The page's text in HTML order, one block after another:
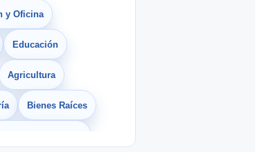
y Oficina
Educación
Agricultura
Bienes Raíces